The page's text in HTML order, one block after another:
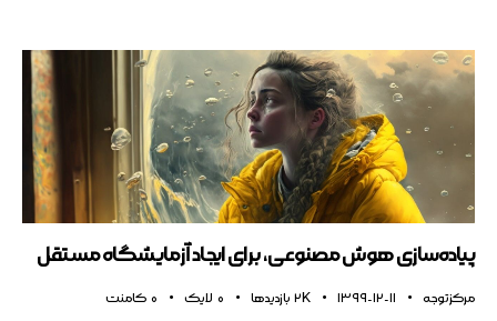
پیاده‌سازی هوش مصنوعی، برای ایجاد آزمایشگاه مستقل
مرکز توجه 1399-12-11
2K بازدیدها 0 لایک 0 کامنت